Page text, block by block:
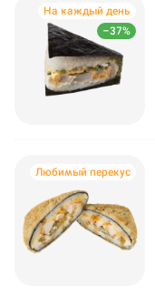
–37%
На каждый день
Любимый перекус